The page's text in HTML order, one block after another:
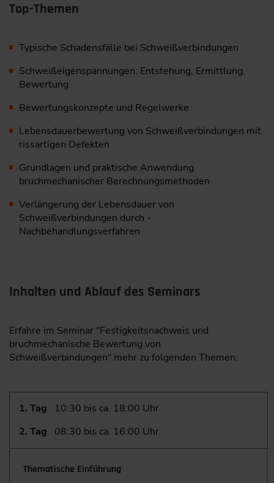
Top-Themen
Typische Schadensfälle bei Schweißverbindungen
Schweißeigenspannungen: Entstehung, Ermittlung,
Bewertung
Bewertungskonzepte und Regelwerke
Lebensdauerbewertung von Schweißverbindungen mit
rissartigen ­Defekten
Grundlagen und praktische Anwendung
bruchmechanischer ­Berechnungsmethoden
Verlängerung der Lebensdauer von
Schweißverbindungen durch ­
Nachbehandlungsverfahren
Inhalten und Ablauf des Seminars
Erfahre im Seminar "Festigkeitsnachweis und
bruchmechanische Bewertung von
Schweißverbindungen" mehr zu folgenden Themen:
1. Tag
10:30 bis ca. 18:00 Uhr
2. Tag
08:30 bis ca. 16:00 Uhr
Thematische Einführung